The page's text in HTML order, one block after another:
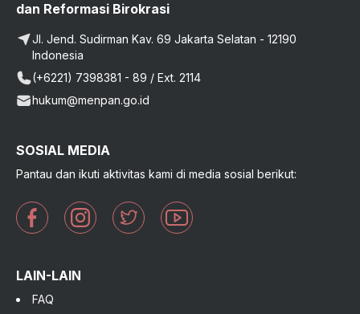
dan Reformasi Birokrasi
Jl. Jend. Sudirman Kav. 69 Jakarta Selatan - 12190
Indonesia
(+6221) 7398381 - 89 / Ext. 2114
hukum@menpan.go.id
SOSIAL MEDIA
Pantau dan ikuti aktivitas kami di media sosial berikut:
LAIN-LAIN
FAQ